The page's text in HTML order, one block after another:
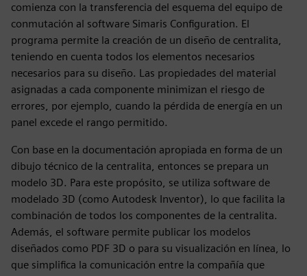
comienza con la transferencia del esquema del equipo de
conmutación al software Simaris Configuration. El
programa permite la creación de un diseño de centralita,
teniendo en cuenta todos los elementos necesarios
necesarios para su diseño. Las propiedades del material
asignadas a cada componente minimizan el riesgo de
errores, por ejemplo, cuando la pérdida de energía en un
panel excede el rango permitido.
Con base en la documentación apropiada en forma de un
dibujo técnico de la centralita, entonces se prepara un
modelo 3D. Para este propósito, se utiliza software de
modelado 3D (como Autodesk Inventor), lo que facilita la
combinación de todos los componentes de la centralita.
Además, el software permite publicar los modelos
diseñados como PDF 3D o para su visualización en línea, lo
que simplifica la comunicación entre la compañía que